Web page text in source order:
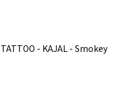
- KAJAL - Smokey